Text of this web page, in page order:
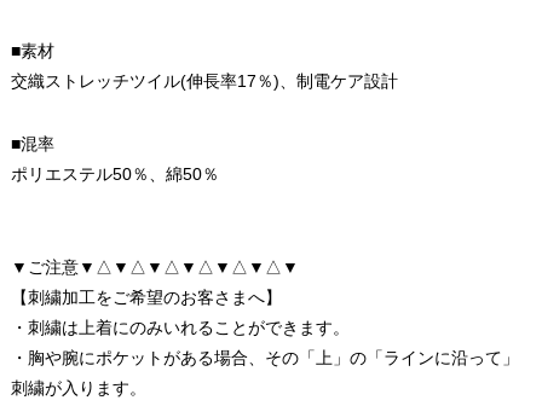
■素材
交織ストレッチツイル(伸長率17％)、制電ケア設計
■混率
ポリエステル50％、綿50％
▼ご注意▼△▼△▼△▼△▼△▼△▼
【刺繍加工をご希望のお客さまへ】
・刺繍は上着にのみいれることができます。
・胸や腕にポケットがある場合、その「上」の「ラインに沿って」
刺繍が入ります。